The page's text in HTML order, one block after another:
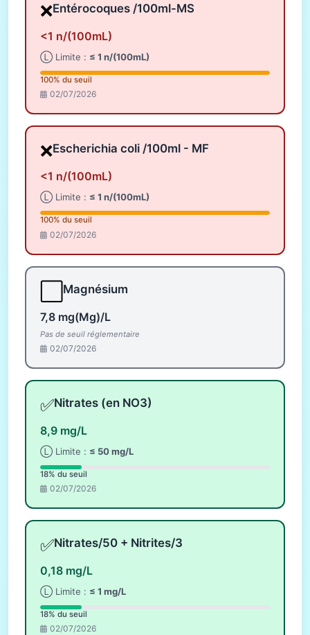
❌Entérocoques /100ml-MS
<1 n/(100mL)
Ⓛ Limite : ≤ 1 n/(100mL)
100% du seuil
02/07/2026
❌Escherichia coli /100ml - MF
<1 n/(100mL)
Ⓛ Limite : ≤ 1 n/(100mL)
100% du seuil
02/07/2026
Magnésium
7,8 mg(Mg)/L
Pas de seuil réglementaire
02/07/2026
✅Nitrates (en NO3)
8,9 mg/L
Ⓛ Limite : ≤ 50 mg/L
18% du seuil
02/07/2026
✅Nitrates/50 + Nitrites/3
0,18 mg/L
Ⓛ Limite : ≤ 1 mg/L
18% du seuil
02/07/2026